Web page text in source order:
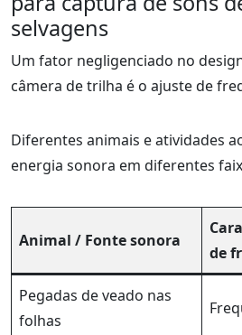
selvagens
Um fator negligenciado no
câmera de trilha é o ajuste de
Diferentes animais e atividades
energia sonora em diferentes
Animal / Fonte sonora
de
Pegadas de veado nas
folhas